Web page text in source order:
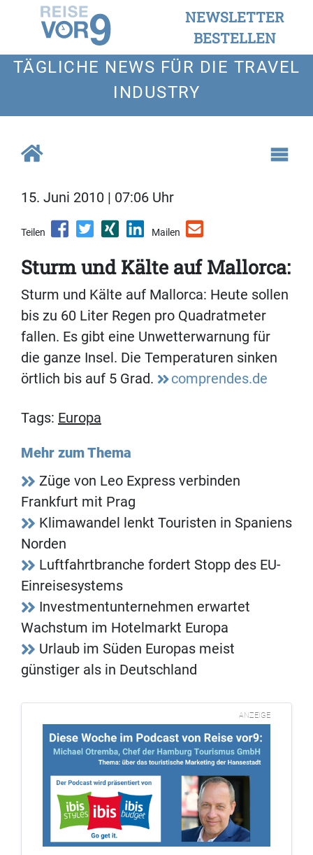
NEWSLETTER
BESTELLEN
TÄGLICHE NEWS FÜR DIE TRAVEL
INDUSTRY
15. Juni 2010 | 07:06 Uhr
Teilen Mailen
Sturm und Kälte auf Mallorca:
Sturm und Kälte auf Mallorca: Heute sollen
bis zu 60 Liter Regen pro Quadratmeter
fallen. Es gibt eine Unwetterwarnung für
die ganze Insel. Die Temperaturen sinken
örtlich bis auf 5 Grad.
comprendes.de
Tags: Europa
Mehr zum Thema
Züge von Leo Express verbinden
Frankfurt mit Prag
Klimawandel lenkt Touristen in Spaniens
Norden
Luftfahrtbranche fordert Stopp des EU-
Einreisesystems
Investmentunternehmen erwartet
Wachstum im Hotelmarkt Europa
Urlaub im Süden Europas meist
günstiger als in Deutschland
ANZEIGE